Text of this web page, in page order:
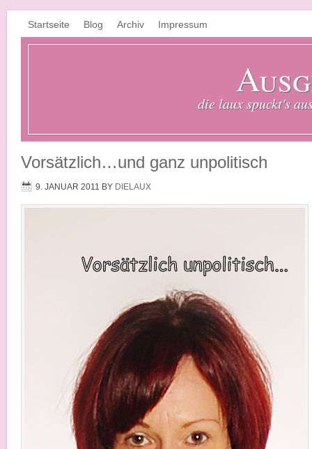
Startseite Blog Archiv Impressum
die laux spuckt's
Vorsätzlich…und ganz unpolitisch
9. JANUAR 2011 BY DIELAUX